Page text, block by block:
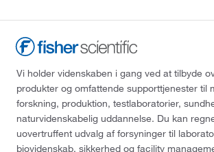
Vi holder videnskaben i gang ved at tilbyde
produkter og omfattende supporttjenester til
forskning, produktion, testlaboratorier,
naturvidenskabelig uddannelse. Du kan
uovertruffent udvalg af forsyninger til
biovidenskab, sikkerhed og facility